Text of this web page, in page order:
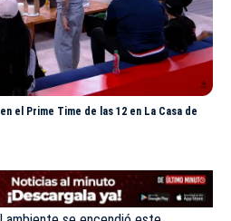
el Prime Time de las 12 en La Casa de